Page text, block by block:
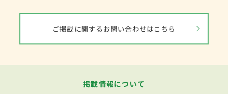
ご掲載に関するお問い合わせはこちら
掲載情報について